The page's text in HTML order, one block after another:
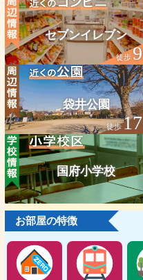
セブンイレブン
徒歩9
袋井公園
徒歩17
国府小学校
お部屋の特徴